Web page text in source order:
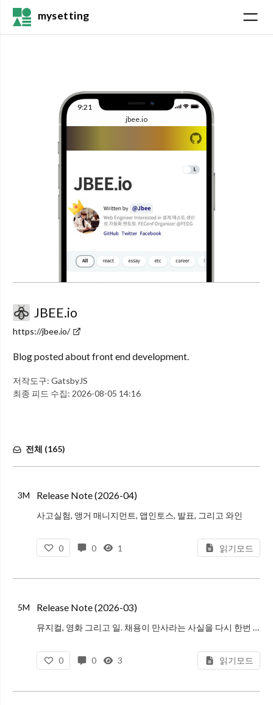
mysetting
9:21
jbee.io
JBEE.io
https://jbee.io/
Blog posted about front end development.
저작도구: GatsbyJS
최종 피드 수집: 2026-08-05 14:16
전체 (165)
3M Release Note (2026-04)
사고실험, 앵거 매니지먼트, 앱인토스, 발표, 그리고 와인
0 0 1 읽기모드
5M Release Note (2026-03)
뮤지컬, 영화 그리고 일. 채용이 만사라는 사실을 다시 한번 깨달았다. 지겨운 AI 파도에서 난 무엇에 집중해야 하는가
0 0 3 읽기모드